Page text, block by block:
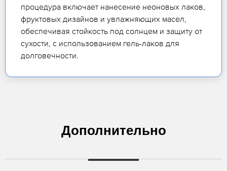
процедура включает нанесение неоновых лаков,
фруктовых дизайнов и увлажняющих масел,
обеспечивая стойкость под солнцем и защиту от
сухости, с использованием гель-лаков для
долговечности.
Дополнительно